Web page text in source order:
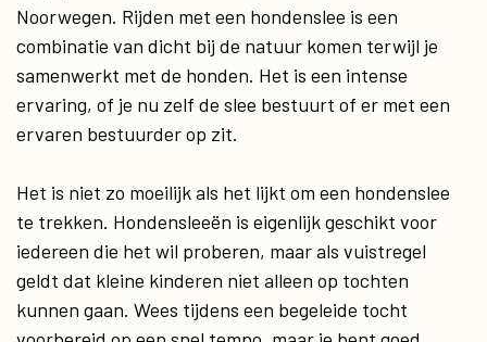
Noorwegen. Rijden met een hondenslee is een
combinatie van dicht bij de natuur komen terwijl je
samenwerkt met de honden. Het is een intense
ervaring, of je nu zelf de slee bestuurt of er met een
ervaren bestuurder op zit.
Het is niet zo moeilijk als het lijkt om een ​​hondenslee
te trekken. Hondensleeën is eigenlijk geschikt voor
iedereen die het wil proberen, maar als vuistregel
geldt dat kleine kinderen niet alleen op tochten
kunnen gaan. Wees tijdens een begeleide tocht